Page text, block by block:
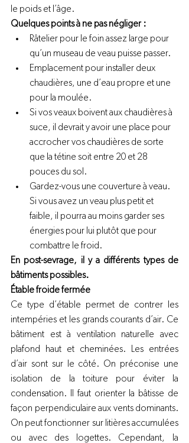
le poids et l’âge.
Quelques points à ne pas négliger :
Râtelier pour le foin assez large pour
qu’un museau de veau puisse passer.
Emplacement pour installer deux
chaudières, une d’eau propre et une
pour la moulée.
Si vos veaux boivent aux chaudières à
suce, il devrait y avoir une place pour
accrocher vos chaudières de sorte
que la tétine soit entre 20 et 28
pouces du sol.
Gardez-vous une couverture à veau.
Si vous avez un veau plus petit et
faible, il pourra au moins garder ses
énergies pour lui plutôt que pour
combattre le froid.
En post-sevrage, il y a différents types de
bâtiments possibles.
Étable froide fermée
Ce type d’étable permet de contrer les
intempéries et les grands courants d’air. Ce
bâtiment est à ventilation naturelle avec
plafond haut et cheminées. Les entrées
d’air sont sur le côté. On préconise une
isolation de la toiture pour éviter la
condensation. Il faut orienter la bâtisse de
façon perpendiculaire aux vents dominants.
On peut fonctionner sur litières accumulées
ou avec des logettes. Cependant, la